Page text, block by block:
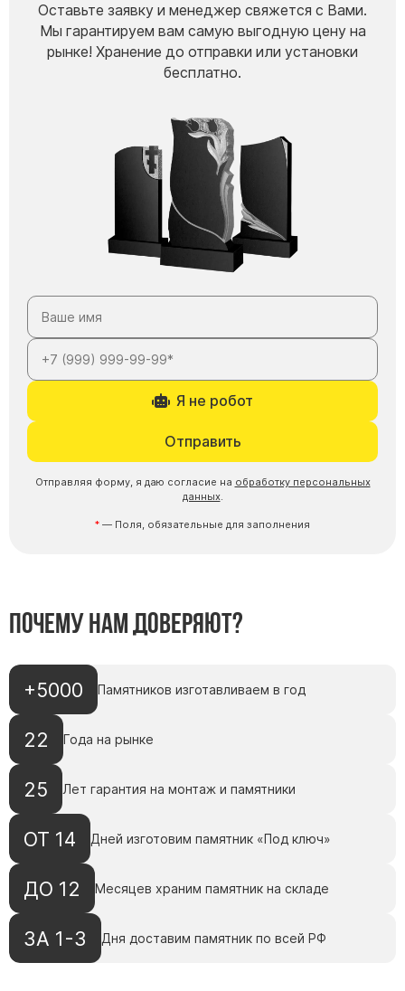
Оставьте заявку и менеджер свяжется с Вами.
Мы гарантируем вам самую выгодную цену на
рынке! Хранение до отправки или установки
бесплатно.
Я не робот
Отправить
Отправляя форму, я даю согласие на обработку персональных
данных.
— Поля, обязательные для заполнения
Почему нам доверяют?
+5000 Памятников изготавливаем в год
22 Года на рынке
25 Лет гарантия на монтаж и памятники
ОТ 14 Дней изготовим памятник «Под ключ»
ДО 12 Месяцев храним памятник на складе
ЗА 1-3 Дня доставим памятник по всей РФ